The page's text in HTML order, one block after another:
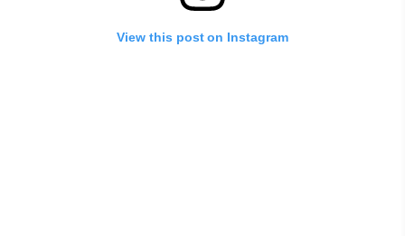
View this post on Instagram